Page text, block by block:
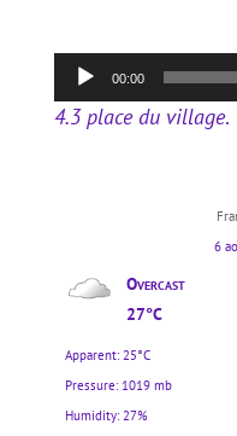
Lecteur
audio
00:00
4.3 place du village.
6
Overcast
27°C
Apparent: 25°C
Pressure: 1019 mb
Humidity: 27%